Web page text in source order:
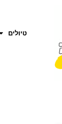
טיולים